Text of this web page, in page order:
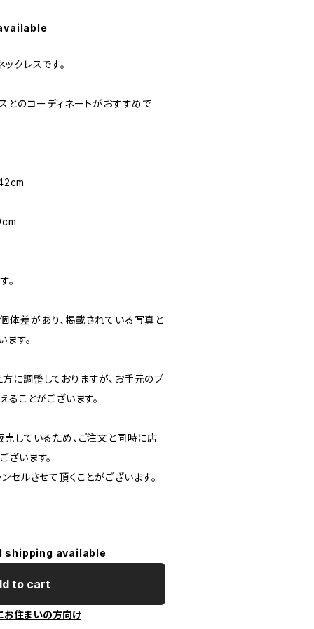
クレスです。
とのコーディネートがおすすめで
。
体差があり、掲載されている写真と
す。
に調整しておりますが、お手元のブ
ることがございます。
しているため、ご注文と同時に店
います。
セルさせて頂くことがございます。
shipping available
to cart
お住まいの方向け